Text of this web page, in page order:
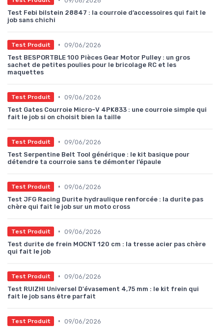
Test Febi bilstein 28847 : la courroie d’accessoires qui fait le
job sans chichi
Test Produit • 09/06/2026
Test BESPORTBLE 100 Pièces Gear Motor Pulley : un gros
sachet de petites poulies pour le bricolage RC et les
maquettes
Test Produit • 09/06/2026
Test Gates Courroie Micro-V 4PK833 : une courroie simple qui
fait le job si on choisit bien la taille
Test Produit • 09/06/2026
Test Serpentine Belt Tool générique : le kit basique pour
détendre ta courroie sans te démonter l’épaule
Test Produit • 09/06/2026
Test JFG Racing Durite hydraulique renforcée : la durite pas
chère qui fait le job sur un moto cross
Test Produit • 09/06/2026
Test durite de frein MOCNT 120 cm : la tresse acier pas chère
qui fait le job
Test Produit • 09/06/2026
Test RUIZHI Universel D'évasement 4,75 mm : le kit frein qui
fait le job sans être parfait
Test Produit • 09/06/2026